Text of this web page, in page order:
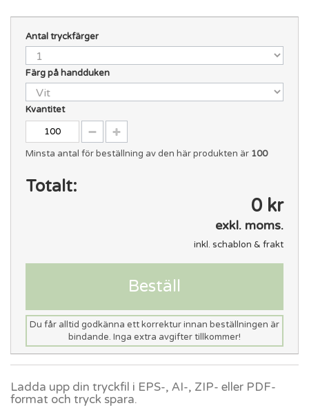
Antal tryckfärger
Färg på handduken
Kvantitet
Minsta antal för beställning av den här produkten är 100
Totalt:
0 kr
exkl. moms.
inkl. schablon & frakt
Beställ
Du får alltid godkänna ett korrektur innan beställningen är
bindande. Inga extra avgifter tillkommer!
Ladda upp din tryckfil i EPS-, AI-, ZIP- eller PDF-
format och tryck spara.